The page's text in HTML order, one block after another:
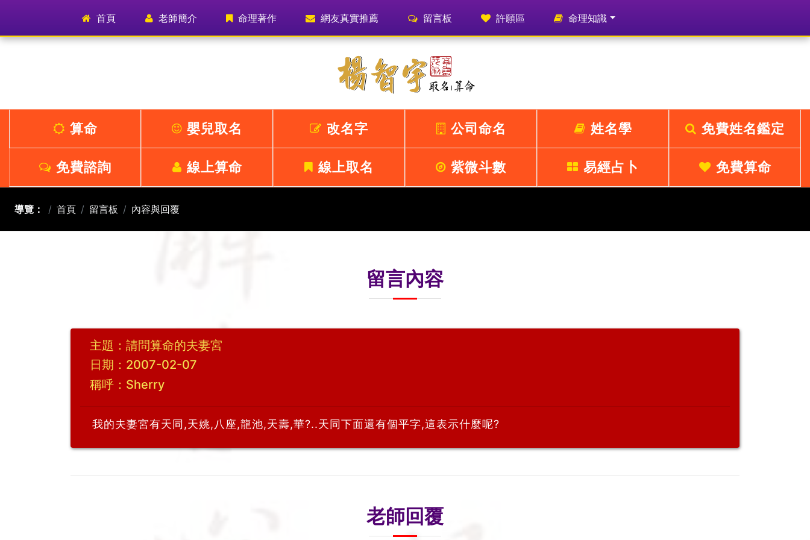
首頁 (current) 老師簡介 命理著作 網友真實推薦 留言板 許願區 命理知識
算命 嬰兒取名 改名字 公司命名 姓名學 免費姓名鑑定
免費諮詢 線上算命 線上取名 紫微斗數 易經占卜 免費算命
導覽： 首頁 留言板 內容與回覆
留言內容
主題：請問算命的夫妻宮
日期：2007-02-07
稱呼：Sherry
我的夫妻宮有天同,天姚,八座,龍池,天壽,華?..天同下面還有個平字,這表示什麼呢?
老師回覆